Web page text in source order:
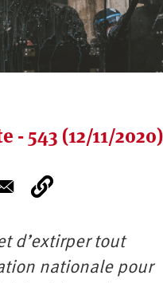
- 543 (12/11/2020)
d’extirper tout
nationale pour